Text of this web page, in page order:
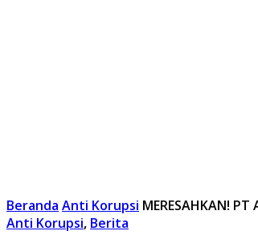
Beranda Anti Korupsi MERESAHKAN! PT
Anti Korupsi, Berita